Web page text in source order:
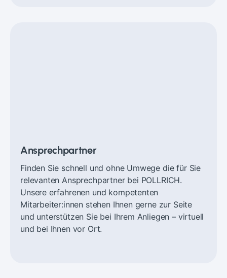
Ansprechpartner
Finden Sie schnell und ohne Umwege die für Sie
relevanten Ansprechpartner bei POLLRICH.
Unsere erfahrenen und kompetenten
Mitarbeiter:innen stehen Ihnen gerne zur Seite
und unterstützen Sie bei Ihrem Anliegen – virtuell
und bei Ihnen vor Ort.